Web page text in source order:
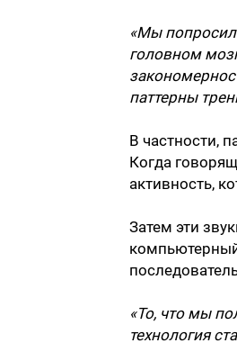
«Мы
головном
паттерны
В частности,
Когда
активность,
Затем эти
«То, что мы
технология